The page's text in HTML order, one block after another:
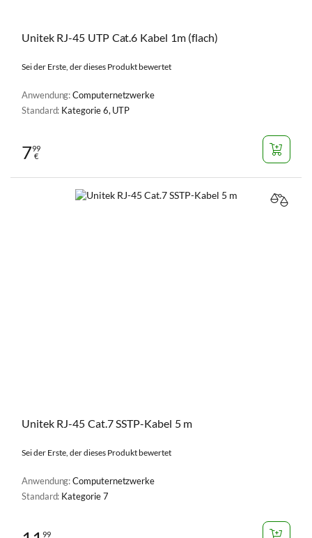
Unitek RJ-45 UTP Cat.6 Kabel 1m (flach)
Sei der Erste, der dieses Produkt bewertet
Anwendung:Computernetzwerke
Standard: Kategorie 6, UTP
799
€
Unitek RJ-45 Cat.7 SSTP-Kabel 5 m
Sei der Erste, der dieses Produkt bewertet
Anwendung:Computernetzwerke
Standard: Kategorie 7
99